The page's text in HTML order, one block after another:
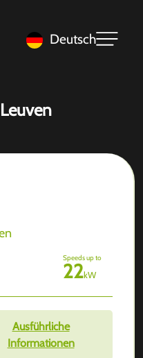
Deutsch
Speeds up to
22kW
Ausführliche
Informationen